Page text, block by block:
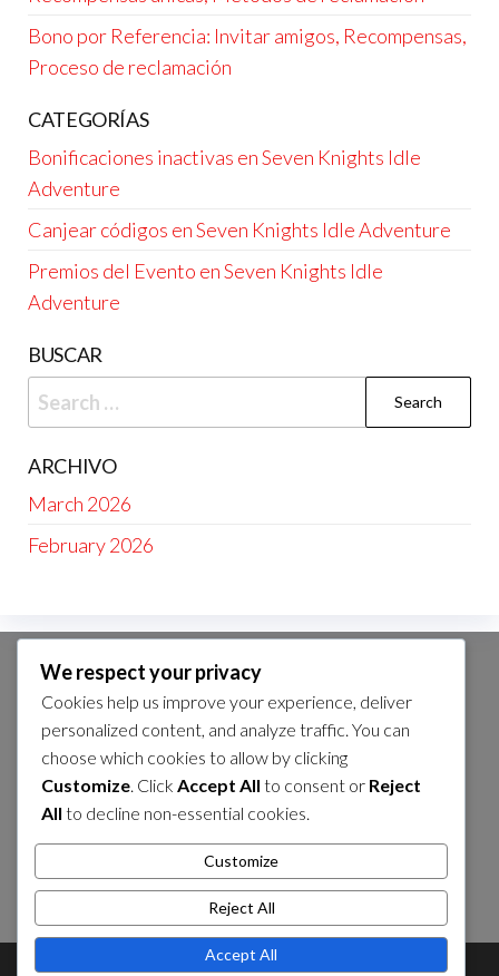
Bono por Referencia: Invitar amigos, Recompensas,
Proceso de reclamación
CATEGORÍAS
Bonificaciones inactivas en Seven Knights Idle
Adventure
Canjear códigos en Seven Knights Idle Adventure
Premios del Evento en Seven Knights Idle
Adventure
BUSCAR
Search
for:
ARCHIVO
March 2026
February 2026
CATEGORÍAS
Bonificaciones inactivas en Seven Knights
Idle Adventure
Canjear códigos en Seven Knights Idle
Adventure
Premios del Evento en Seven Knights Idle
Adventure
We respect your privacy
Cookies help us improve your experience, deliver
personalized content, and analyze traffic. You can
choose which cookies to allow by clicking
Customize. Click Accept All to consent or Reject
All to decline non-essential cookies.
Customize
Reject All
Accept All